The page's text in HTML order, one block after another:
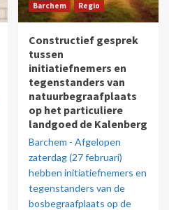
Barchem Regio
Constructief gesprek
tussen
initiatiefnemers en
tegenstanders van
natuurbegraafplaats
op het particuliere
landgoed de Kalenberg
Barchem - Afgelopen
zaterdag (27 februari)
hebben initiatiefnemers en
tegenstanders van de
bosbegraafplaats op de